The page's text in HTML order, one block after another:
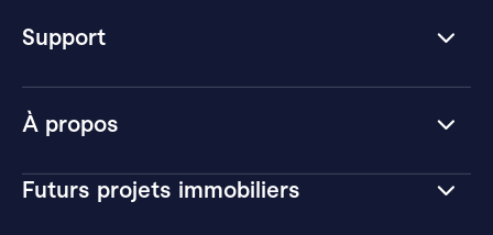
À propos
Futurs projets immobiliers
Support